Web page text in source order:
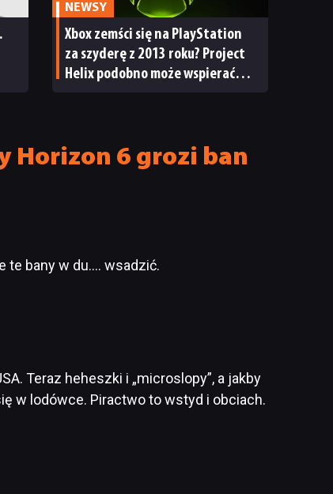
NEWSY
Xbox zemści się na PlayStation
za szyderę z 2013 roku? Project
Helix podobno może wspierać
Horizon 6 grozi ban
te bany w du…. wsadzić.
Teraz heheszki i „microslopy”, a jakby
w lodówce. Piractwo to wstyd i obciach.